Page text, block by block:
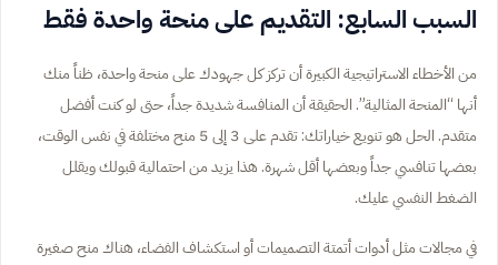
السبب السابع: التقديم على منحة واحدة فقط
من الأخطاء الاستراتيجية الكبيرة أن تركز كل جهودك على منحة واحدة، ظناً منك
أنها “المنحة المثالية”. الحقيقة أن المنافسة شديدة جداً، حتى لو كنت أفضل
متقدم. الحل هو تنويع خياراتك: تقدم على 3 إلى 5 منح مختلفة في نفس الوقت،
بعضها تنافسي جداً وبعضها أقل شهرة. هذا يزيد من احتمالية قبولك ويقلل
الضغط النفسي عليك.
في مجالات مثل أدوات أتمتة التصميمات أو استكشاف الفضاء، هناك منح صغيرة